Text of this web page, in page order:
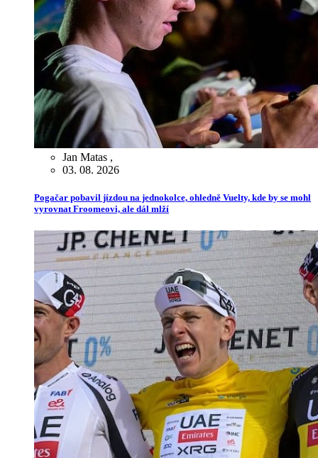
Jan Matas ,
03. 08. 2026
Pogačar pobavil jízdou na jednokolce, ohledně Vuelty, kde by se mohl
vyrovnat Froomeovi, ale dál mlží